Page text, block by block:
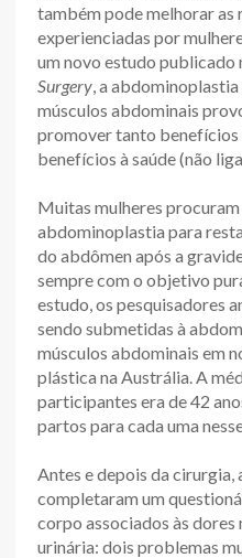
também pode melhorar as
experienciadas por
um novo estudo publicado
Surgery , a
músculos abdominais
promover tanto
benefícios à saúde (não
Muitas mulheres
abdominoplastia para
do abdômen após a
sempre com o objetivo
estudo, os pesquisadores
sendo submetidas à
músculos abdominais em
plástica na Austrália. A
participantes era de 42
partos para cada uma
Antes e depois da
completaram um
corpo associados às dores
urinária: dois problemas